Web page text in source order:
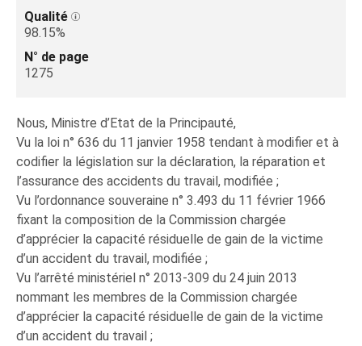
Qualité
98.15%
N° de page
1275
Nous, Ministre d’Etat de la Principauté,
Vu la loi n° 636 du 11 janvier 1958 tendant à modifier et à
codifier la législation sur la déclaration, la réparation et
l’assurance des accidents du travail, modifiée ;
Vu l’ordonnance souveraine n° 3.493 du 11 février 1966
fixant la composition de la Commission chargée
d’apprécier la capacité résiduelle de gain de la victime
d’un accident du travail, modifiée ;
Vu l’arrêté ministériel n° 2013-309 du 24 juin 2013
nommant les membres de la Commission chargée
d’apprécier la capacité résiduelle de gain de la victime
d’un accident du travail ;